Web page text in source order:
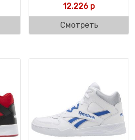
12.226 р
Смотреть